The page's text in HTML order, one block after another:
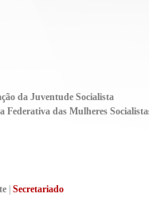
da Juventude Socialista
das Mulheres
| Secretariado